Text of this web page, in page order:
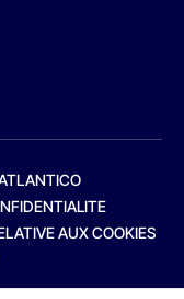
AUX COOKIES